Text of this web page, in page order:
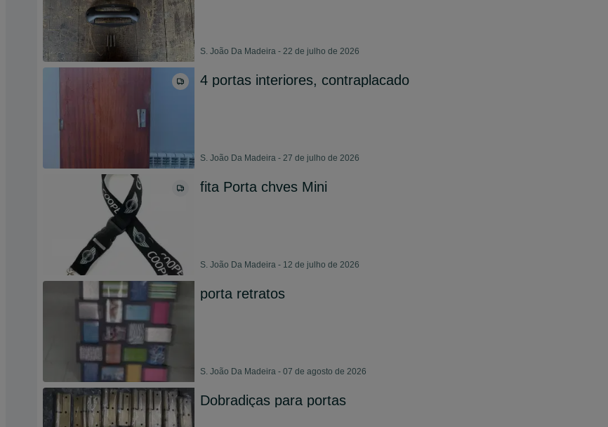
S. João Da Madeira - 22 de julho de 2026
4 portas interiores, contraplacado
S. João Da Madeira - 27 de julho de 2026
fita Porta chves Mini
S. João Da Madeira - 12 de julho de 2026
porta retratos
S. João Da Madeira - 07 de agosto de 2026
Dobradiças para portas